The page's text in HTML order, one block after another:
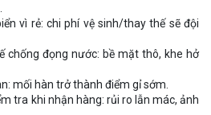
vì rẻ: chi phí vệ sinh/thay thế sẽ đội
chống đọng nước: bề mặt thô, khe hở
mối hàn trở thành điểm gỉ sớm.
tra khi nhận hàng: rủi ro lẫn mác, ảnh